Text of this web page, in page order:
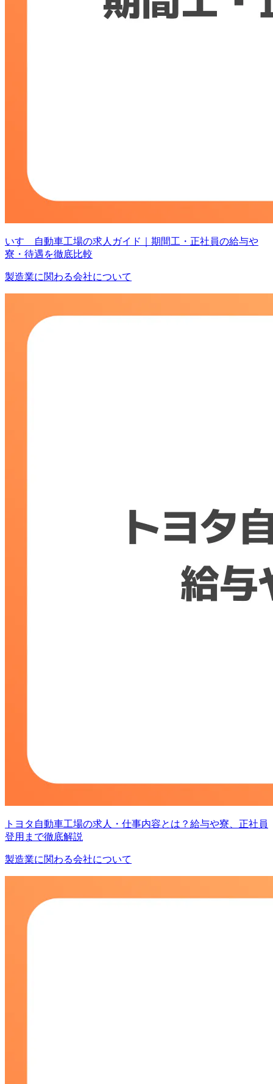
いすゞ自動車工場の求人ガイド｜期間工・正社員の給与や
寮・待遇を徹底比較
製造業に関わる会社について
トヨタ自動車工場の求人・仕事内容とは？給与や寮、正社員
登用まで徹底解説
製造業に関わる会社について